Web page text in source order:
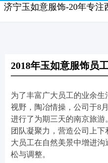
济宁玉如意服饰-20年专注
2018年玉如意服饰员
为了丰富广大员工的业余
视野，陶冶情操，公司于8
进行了为期三天的南京旅
团队凝聚力，营造公司上
大员工在自然美景中增进
松与调整。